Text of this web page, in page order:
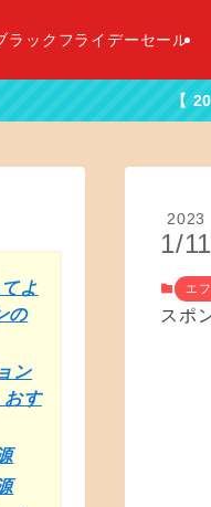
ラックフライデーセール
【 2026年最新DTMセ
2023
1/11
エ
スポ
よ
の
ン
おす